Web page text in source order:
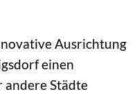
Ausrichtung
einen
andere Städte